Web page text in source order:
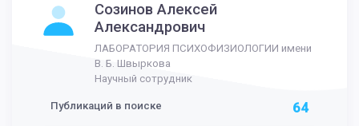
Созинов Алексей
Александрович
ЛАБОРАТОРИЯ ПСИХОФИЗИОЛОГИИ имени
В. Б. Швыркова
Научный сотрудник
Публикаций в поиске 64